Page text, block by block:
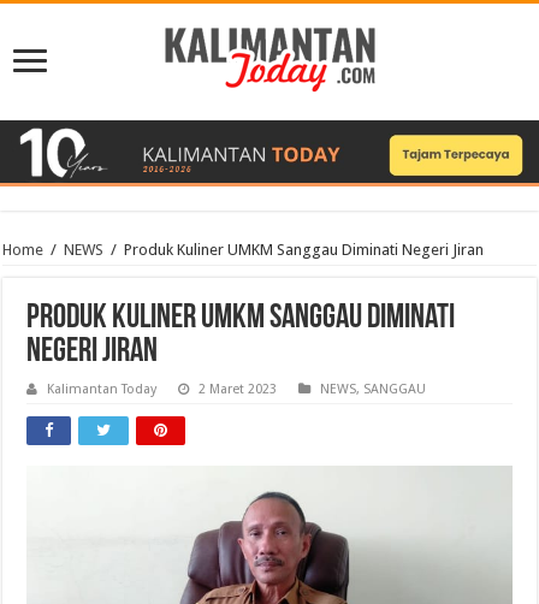
Home / NEWS / Produk Kuliner UMKM Sanggau Diminati Negeri Jiran
Produk Kuliner UMKM Sanggau Diminati
Negeri Jiran
Kalimantan Today 2 Maret 2023 NEWS, SANGGAU